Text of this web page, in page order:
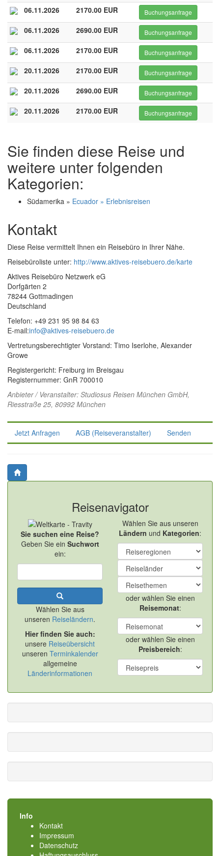
06.11.2026 2170.00 EUR Buchungsanfrage
06.11.2026 2690.00 EUR Buchungsanfrage
06.11.2026 2170.00 EUR Buchungsanfrage
20.11.2026 2170.00 EUR Buchungsanfrage
20.11.2026 2690.00 EUR Buchungsanfrage
20.11.2026 2170.00 EUR Buchungsanfrage
Sie finden diese Reise und
weitere unter folgenden
Kategorien:
Südamerika » Ecuador » Erlebnisreisen
Kontakt
Diese Reise vermittelt Ihnen ein Reisebüro in Ihrer Nähe.
Reisebüroliste unter: http://www.aktives-reisebuero.de/karte
Aktives Reisebüro Netzwerk eG
Dorfgärten 2
78244 Gottmadingen
Deutschland
Telefon: +49 231 95 98 84 63
E-mail:info@aktives-reisebuero.de
Vertretungsberechtigter Vorstand: Timo Iserlohe, Alexander
Growe
Registergericht: Freiburg im Breisgau
Registernummer: GnR 700010
Anbieter / Veranstalter: Studiosus Reisen München GmbH,
Riesstraße 25, 80992 München
Jetzt Anfragen AGB (Reiseveranstalter) Senden
Reisenavigator
Sie suchen eine Reise?
Geben Sie ein Suchwort
ein:
Wählen Sie aus
unseren Reiseländern.
Hier finden Sie auch:
unsere Reiseübersicht
unseren Terminkalender
allgemeine
Länderinformationen
Wählen Sie aus unseren
Ländern und Kategorien:
oder wählen Sie einen
Reisemonat:
oder wählen Sie einen
Preisbereich:
Info
Kontakt
Impressum
Datenschutz